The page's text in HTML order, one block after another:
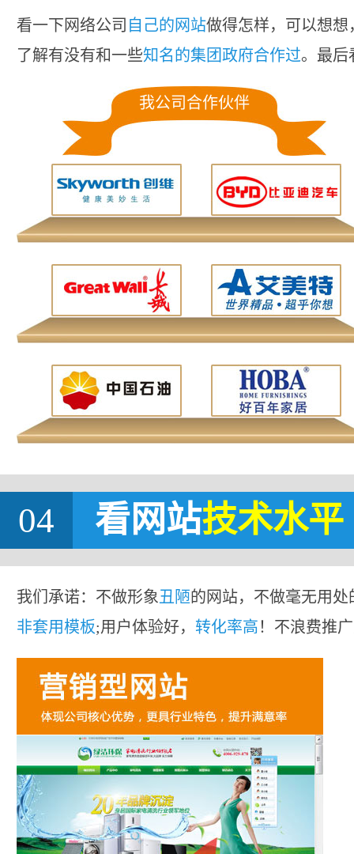
看一下网络公司 自己的网站做得怎样，可以想
了解有没有和一些知名的集团政府合作过。最后
我公司合作伙伴
04 看网站技术水平
我们承诺：不做形象丑陋的网站，不做毫无用处
非套用模板;用户体验好， 转化率高！不浪费推